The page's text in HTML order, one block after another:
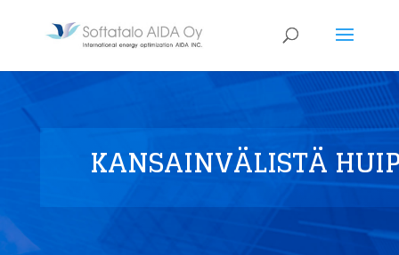
KANSAINVÄLISTÄ